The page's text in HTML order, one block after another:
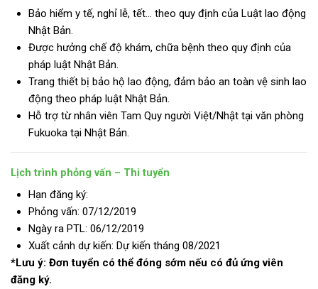
Bảo hiểm y tế, nghỉ lễ, tết… theo quy định của Luật lao động
Nhật Bản.
Được hưởng chế độ khám, chữa bệnh theo quy định của
pháp luật Nhật Bản.
Trang thiết bị bảo hộ lao động, đảm bảo an toàn vệ sinh lao
động theo pháp luật Nhật Bản.
Hỗ trợ từ nhân viên Tam Quy người Việt/Nhật tại văn phòng
Fukuoka tại Nhật Bản.
Lịch trình phỏng vấn – Thi tuyển
Hạn đăng ký:
Phỏng vấn: 07/12/2019
Ngày ra PTL: 06/12/2019
Xuất cảnh dự kiến: Dự kiến tháng 08/2021
*Lưu ý: Đơn tuyển có thể đóng sớm nếu có đủ ứng viên
đăng ký.